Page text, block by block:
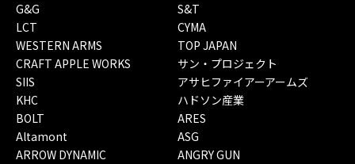
G&G
S&T
LCT
CYMA
WESTERN ARMS
TOP JAPAN
CRAFT APPLE WORKS
サン・プロジェクト
SIIS
アサヒファイアーアームズ
KHC
ハドソン産業
BOLT
ARES
Altamont
ASG
ARROW DYNAMIC
ANGRY GUN